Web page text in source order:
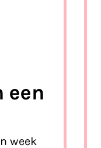
een
week